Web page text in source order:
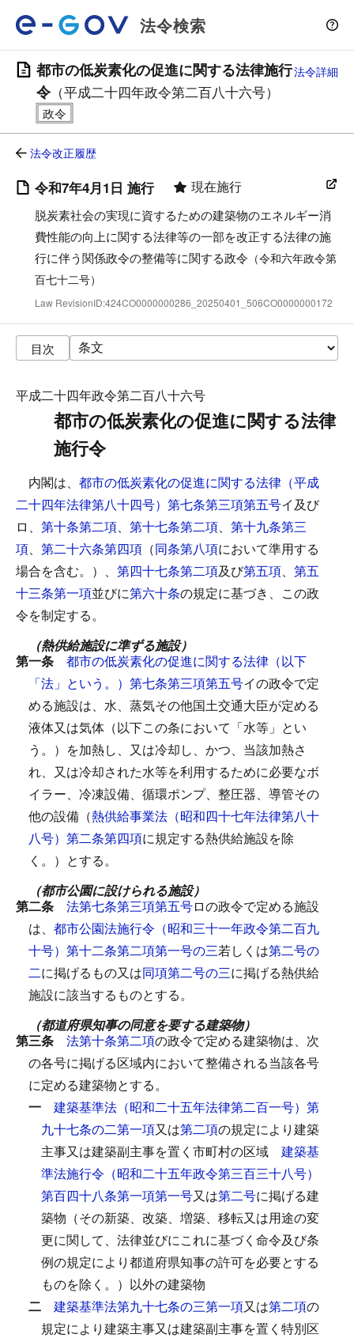
法令検索
都市の低炭素化の促進に関する法律施行
令（平成二十四年政令第二百八十六号）
法令詳細
法令改正履歴
令和7年4月1日 施行 現在施行
脱炭素社会の実現に資するための建築物のエネルギー消
費性能の向上に関する法律等の一部を改正する法律の施
行に伴う関係政令の整備等に関する政令 （令和六年政令第
百七十二号）
Law RevisionID:424CO0000000286_20250401_506CO0000000172
目次
平成二十四年政令第二百八十六号
都市の低炭素化の促進に関する法律
施行令
内閣は、 都市の低炭素化の促進に関する法律（平成
二十四年法律第八十四号）第七条第三項第五号イ及び
ロ、 第十条第二項、 第十七条第二項、 第十九条第三
項、 第二十六条第四項 （同条第八項において準用する
場合を含む。）、 第四十七条第二項及び第五項、 第五
十三条第一項並びに第六十条の規定に基づき、この政
令を制定する。
（熱供給施設に準ずる施設）
第一条 都市の低炭素化の促進に関する法律（以下
「法」という。）第七条第三項第五号イの政令で定
める施設は、水、蒸気その他国土交通大臣が定める
液体又は気体（以下この条において「水等」とい
う。）を加熱し、又は冷却し、かつ、当該加熱さ
れ、又は冷却された水等を利用するために必要なボ
イラー、冷凍設備、循環ポンプ、整圧器、導管その
他の設備（熱供給事業法（昭和四十七年法律第八十
八号）第二条第四項に規定する熱供給施設を除
く。）とする。
（都市公園に設けられる施設）
第二条 法第七条第三項第五号ロの政令で定める施設
は、 都市公園法施行令（昭和三十一年政令第二百九
十号）第十二条第二項第一号の三若しくは第二号の
二に掲げるもの又は同項第二号の三に掲げる熱供給
施設に該当するものとする。
（都道府県知事の同意を要する建築物）
第三条 法第十条第二項の政令で定める建築物は、次
の各号に掲げる区域内において整備される当該各号
に定める建築物とする。
一 建築基準法（昭和二十五年法律第二百一号）第
九十七条の二第一項又は第二項の規定により建築
主事又は建築副主事を置く市町村の区域
建築基
準法施行令（昭和二十五年政令第三百三十八号）
第百四十八条第一項第一号又は第二号に掲げる建
築物（その新築、改築、増築、移転又は用途の変
更に関して、法律並びにこれに基づく命令及び条
例の規定により都道府県知事の許可を必要とする
ものを除く。）以外の建築物
二 建築基準法第九十七条の三第一項又は第二項の
規定により建築主事又は建築副主事を置く特別区